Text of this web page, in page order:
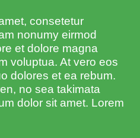
consetetur
nonumy eirmod
et dolore magna
voluptua. At vero eos
dolores et ea rebum.
no sea takimata
dolor sit amet. Lorem